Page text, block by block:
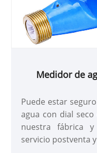
Medidor de
Puede estar
agua con dial
nuestra fábrica
servicio postventa